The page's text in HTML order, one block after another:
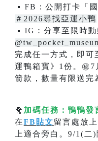
▪ FB：公開打卡「
＃2026尋找亞運小鴨
▪ IG：分享至限時
完成任一方式，即可
運鴨箱寶》1份。 ㊙️ 7
箭款，數量有限送完
🐥 加碼任務：鴨鴨發
在FB貼文留言處放
上適合旁白。9/1(二